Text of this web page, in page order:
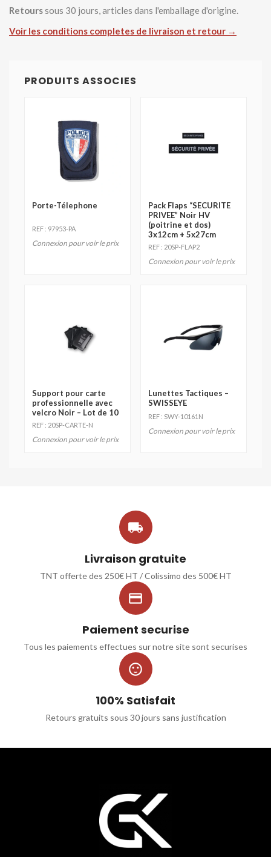
Retourssous 30 jours, articles dans l'emballage d'origine.
Voir les conditions completes de livraison et retour →
PRODUITS ASSOCIES
Porte-Télephone
REF : 97953-PA
Connexion pour voir le prix
Pack Flaps “SECURITE
PRIVEE” Noir HV
(poitrine et dos)
3x12cm + 5x27cm
REF : 20SP-FLAP2
Connexion pour voir le prix
Support pour carte
professionnelle avec
velcro Noir – Lot de 10
REF : 20SP-CARTE-N
Connexion pour voir le prix
Lunettes Tactiques –
SWISSEYE
REF : SWY-10161N
Connexion pour voir le prix

Livraison gratuite
TNT offerte des 250€ HT / Colissimo des 500€ HT

Paiement securise
Tous les paiements effectues sur notre site sont securises

100% Satisfait
Retours gratuits sous 30 jours sans justification